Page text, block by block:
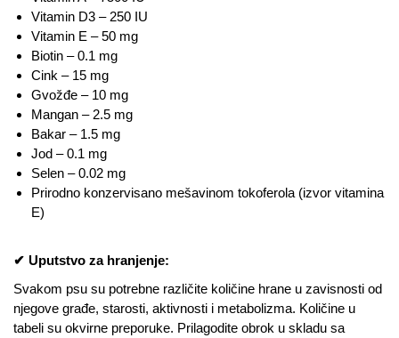
Vitamin D3 – 250 IU
Vitamin E – 50 mg
Biotin – 0.1 mg
Cink – 15 mg
Gvožđe – 10 mg
Mangan – 2.5 mg
Bakar – 1.5 mg
Jod – 0.1 mg
Selen – 0.02 mg
Prirodno konzervisano mešavinom tokoferola (izvor vitamina
E)
✔ Uputstvo za hranjenje:
Svakom psu su potrebne različite količine hrane u zavisnosti od
njegove građe, starosti, aktivnosti i metabolizma. Količine u
tabeli su okvirne preporuke. Prilagodite obrok u skladu sa